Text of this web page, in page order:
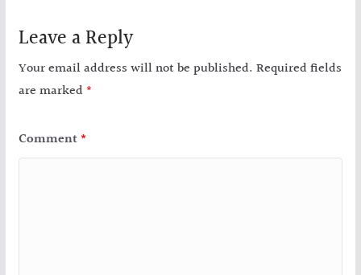
Leave a Reply
Your email address will not be published. Required fields
are marked *
Comment *